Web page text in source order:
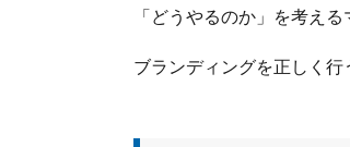
「どうやるのか」を考え
ブランディングを正しく行